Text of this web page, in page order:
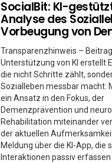
SocialBit: KI-
Analyse des
Vorbeugung von
Transparenzhinweis –
Unterstützung von KI erstellt
die nicht Schritte zählt,
Sozialleben messbar macht:
ein Ansatz in den Fokus, der
Demenzprävention und
Rehabilitation miteinander
der aktuellen
Meldung über die KI-App, die
Interaktionen passiv erfassen